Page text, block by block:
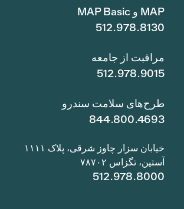
MAP و MAP Basic
512.978.8130
مراقبت از جامعه
512.978.9015
طرح‌های سلامت سندرو
844.800.4693
خیابان سزار چاوز شرقی، پلاک ۱۱۱۱
آستین، تگزاس ۷۸۷۰۲
512.978.8000